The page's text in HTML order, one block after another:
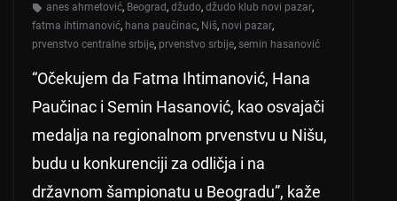
anes ahmetović, Beograd, džudo, džudo klub novi pazar,
fatma ihtimanović, hana paučinac, Niš, novi pazar,
prvenstvo centralne srbije, prvenstvo srbije, semin hasanović
“Očekujem da Fatma Ihtimanović, Hana
Paučinac i Semin Hasanović, kao osvajači
medalja na regionalnom prvenstvu u Nišu,
budu u konkurenciji za odličja i na
državnom šampionatu u Beogradu”, kaže